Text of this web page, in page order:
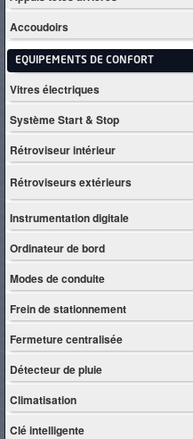
Accoudoirs
EQUIPEMENTS DE CONFORT
Vitres électriques
Système Start & Stop
Rétroviseur intérieur
Rétroviseurs extérieurs
Instrumentation digitale
Ordinateur de bord
Modes de conduite
Frein de stationnement
Fermeture centralisée
Détecteur de pluie
Climatisation
Clé intelligente